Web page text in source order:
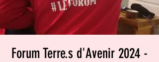
Forum Terre.s d'Avenir 2024 -